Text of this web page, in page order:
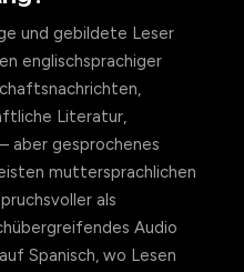
und gebildete Leser
englischsprachiger
Literatur,
aber gesprochenes
muttersprachlichen
als
Audio
Spanisch, wo Lesen